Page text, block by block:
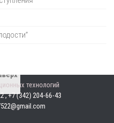
технологий
, +7 (342) 204-66-43